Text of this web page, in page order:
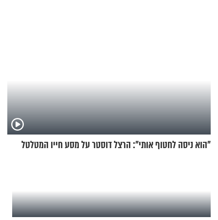
"הוא ניסה לחטוף אותי": הרצל דוסטר על מסע חייו המטלטל